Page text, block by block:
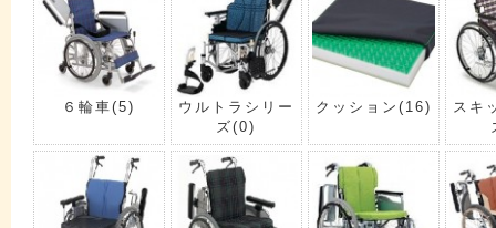
６輪車(5)
ウルトラシリー
ズ(0)
クッション (16)
スキ